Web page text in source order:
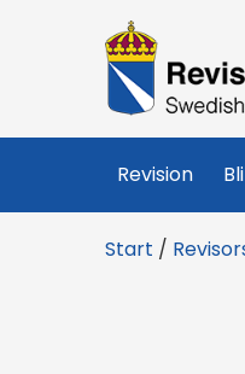
R
e
v
i
Revision
Start /